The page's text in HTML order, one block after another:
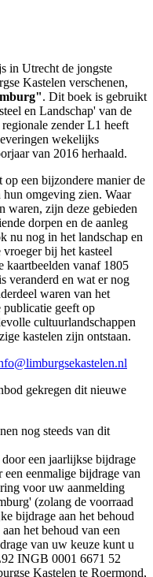
in Utrecht de jongste
Kastelen verschenen,
. Dit boek is gebruikt
en Landschap' van de
zender L1 heeft
wekelijks
van 2016 herhaald.
een bijzondere manier de
hun omgeving zien. Waar
waren, zijn deze gebieden
dorpen en de aanleg
nu nog in het landschap en
bij het kasteel
kaartbeelden vanaf 1805
veranderd en wat er nog
waren van het
publicatie geeft op
cultuurlandschappen
kastelen zijn ontstaan.
gekregen dit nieuwe
nog steeds van dit
een jaarlijkse bijdrage
eenmalige bijdrage van
voor uw aanmelding
(zolang de voorraad
bijdrage aan het behoud
het behoud van een
van uw keuze kunt u
INGB 0001 6671 52
Kastelen te Roermond,